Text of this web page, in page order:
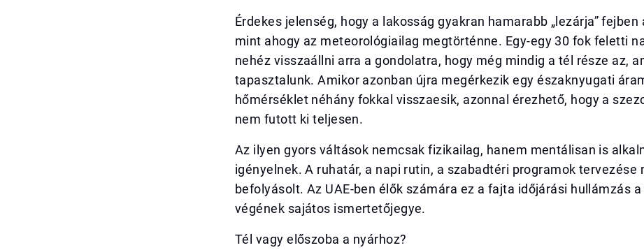
Érdekes jelenség, hogy a lakosság gyakran hamarabb „lezárja” fejben
mint ahogy az meteorológiailag megtörténne. Egy-egy 30 fok feletti
nehéz visszaállni arra a gondolatra, hogy még mindig a tél része az,
tapasztalunk. Amikor azonban újra megérkezik egy északnyugati
hőmérséklet néhány fokkal visszaesik, azonnal érezhető, hogy a
nem futott ki teljesen.
Az ilyen gyors váltások nemcsak fizikailag, hanem mentálisan is
igényelnek. A ruhatár, a napi rutin, a szabadtéri programok tervezése
befolyásolt. Az UAE-ben élők számára ez a fajta időjárási hullámzás a
végének sajátos ismertetőjegye.
Tél vagy előszoba a nyárhoz?